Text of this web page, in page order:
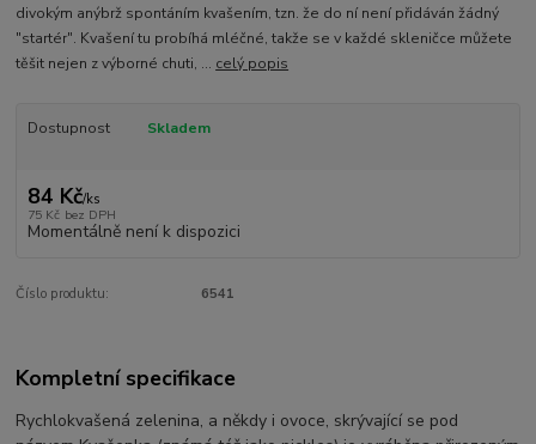
divokým anýbrž spontáním kvašením, tzn. že do ní není přidáván žádný
"startér". Kvašení tu probíhá mléčné, takže se v každé skleničce můžete
těšit nejen z výborné chuti, ... celý popis
Dostupnost Skladem
84 Kč/ks
75 Kč bez DPH
Momentálně není k dispozici
Číslo produktu: 6541
Kompletní specifikace
Rychlokvašená zelenina, a někdy i ovoce, skrývající se pod